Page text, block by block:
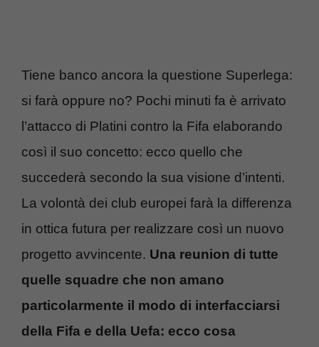
Tiene banco ancora la questione Superlega:
si farà oppure no? Pochi minuti fa è arrivato
l’attacco di Platini contro la Fifa elaborando
così il suo concetto: ecco quello che
succederà secondo la sua visione d’intenti.
La volontà dei club europei farà la differenza
in ottica futura per realizzare così un nuovo
progetto avvincente. Una reunion di tutte
quelle squadre che non amano
particolarmente il modo di interfacciarsi
della Fifa e della Uefa: ecco cosa